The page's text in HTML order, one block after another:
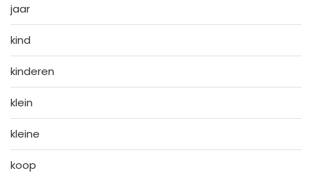
jaar
kind
kinderen
klein
kleine
koop